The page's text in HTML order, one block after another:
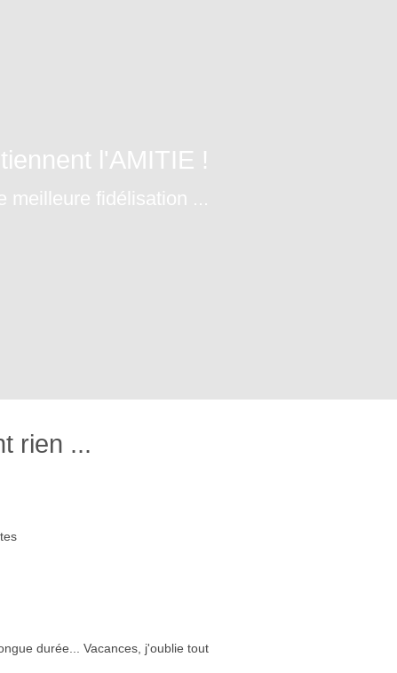
l'AMITIE !
meilleure fidélisation ...
rien ...
durée... Vacances, j'oublie tout